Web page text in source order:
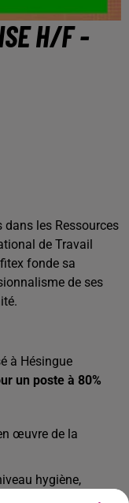
H/F -
dans les Ressources
de Travail
fonde sa
de ses
à Hésingue
un poste à 80%
œuvre de la
hygiène,